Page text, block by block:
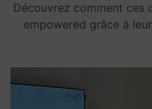
Découvrez comment ces
empowered grâce à